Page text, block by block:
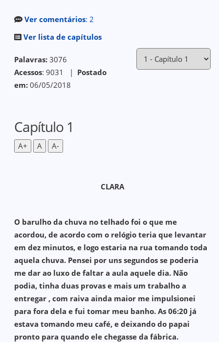
Ver comentários: 2
Ver lista de capítulos
Palavras: 3076
Acessos: 9031 | Postado
em: 06/05/2018
Capítulo 1
A+ A A-
CLARA
O barulho da chuva no telhado foi o que me
acordou, de acordo com o relógio teria que levantar
em dez minutos, e logo estaria na rua tomando toda
aquela chuva. Pensei por uns segundos se poderia
me dar ao luxo de faltar a aula aquele dia. Não
podia, tinha duas provas e mais um trabalho a
entregar , com raiva ainda maior me impulsionei
para fora dela e fui tomar meu banho. As 06:20 já
estava tomando meu café, e deixando do papai
pronto para quando ele chegasse da fábrica.